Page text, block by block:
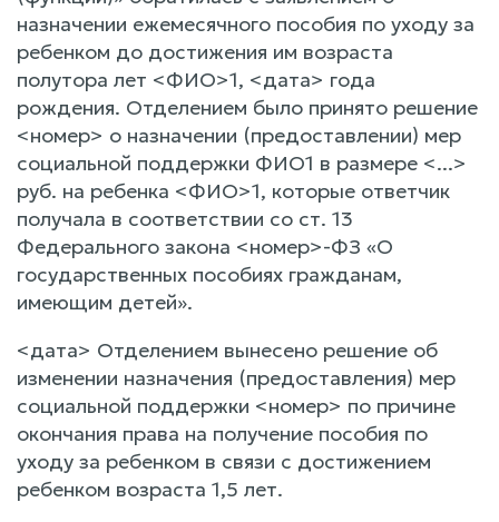
назначении ежемесячного пособия по уходу за
ребенком до достижения им возраста
полутора лет <ФИО>1, <дата> года
рождения. Отделением было принято решение
<номер> о назначении (предоставлении) мер
социальной поддержки ФИО1 в размере <...>
руб. на ребенка <ФИО>1, которые ответчик
получала в соответствии со ст. 13
Федерального закона <номер>-ФЗ «О
государственных пособиях гражданам,
имеющим детей».
<дата> Отделением вынесено решение об
изменении назначения (предоставления) мер
социальной поддержки <номер> по причине
окончания права на получение пособия по
уходу за ребенком в связи с достижением
ребенком возраста 1,5 лет.